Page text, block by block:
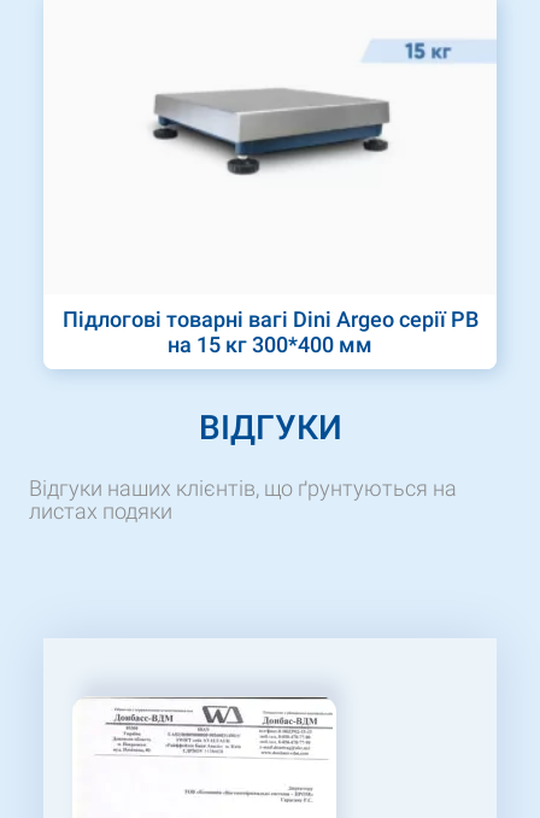
Підлогові товарні вагі Dini Argeo серії PB
на 15 кг 300*400 мм
ВІДГУКИ
Відгуки наших клієнтів, що ґрунтуються на
листах подяки